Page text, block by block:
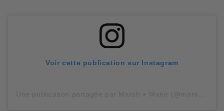
Voir cette publication sur Instagram